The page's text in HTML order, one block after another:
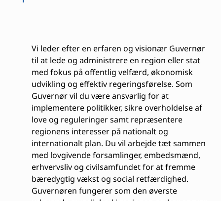
Vi leder efter en erfaren og visionær Guvernør
til at lede og administrere en region eller stat
med fokus på offentlig velfærd, økonomisk
udvikling og effektiv regeringsførelse. Som
Guvernør vil du være ansvarlig for at
implementere politikker, sikre overholdelse af
love og reguleringer samt repræsentere
regionens interesser på nationalt og
internationalt plan. Du vil arbejde tæt sammen
med lovgivende forsamlinger, embedsmænd,
erhvervsliv og civilsamfundet for at fremme
bæredygtig vækst og social retfærdighed.
Guvernøren fungerer som den øverste